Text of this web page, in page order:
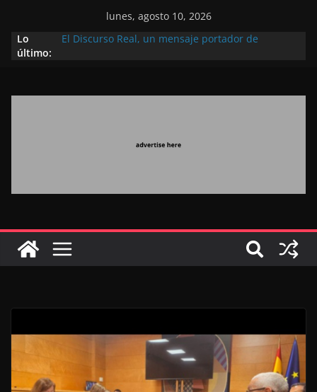
lunes, agosto 10, 2026
Lo
último:
El Discurso Real, un mensaje portador de
Extranjero: al servicio de los grandes proyectos de
Marruecos gracias a una visión estratégica
destinada a consolidar la posición de Marruecos
en una economía mundial competitiva (politólogo
marroquí-estadounidense)